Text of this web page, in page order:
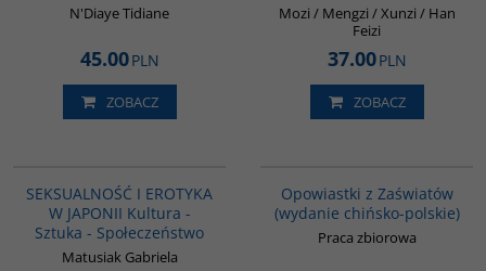
N'Diaye Tidiane
45.00PLN
ZOBACZ
Mozi / Mengzi / Xunzi / Han
Feizi
37.00PLN
ZOBACZ
SEKSUALNOŚĆ I EROTYKA
W JAPONII Kultura -
Sztuka - Społeczeństwo
Matusiak Gabriela
Opowiastki z Zaświatów
(wydanie chińsko-polskie)
Praca zbiorowa